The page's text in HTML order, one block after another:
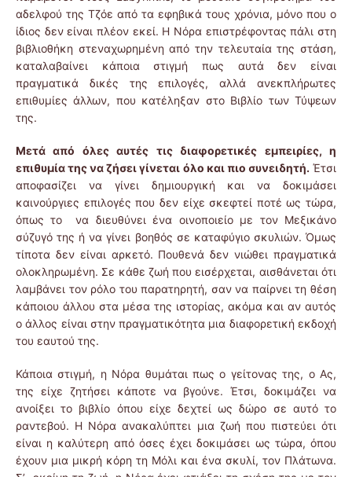
αδελφού της Τζόε από τα εφηβικά τους χρόνια, μόνο που ο
ίδιος δεν είναι πλέον εκεί. Η Νόρα επιστρέφοντας πάλι στη
βιβλιοθήκη στεναχωρημένη από την τελευταία της στάση,
καταλαβαίνει κάποια στιγμή πως αυτά δεν είναι
πραγματικά δικές της επιλογές, αλλά ανεκπλήρωτες
επιθυμίες άλλων, που κατέληξαν στο Βιβλίο των Τύψεων
της.
Μετά από όλες αυτές τις διαφορετικές εμπειρίες, η
επιθυμία της να ζήσει γίνεται όλο και πιο συνειδητή. Έτσι
αποφασίζει να γίνει δημιουργική και να δοκιμάσει
καινούργιες επιλογές που δεν είχε σκεφτεί ποτέ ως τώρα,
όπως το να διευθύνει ένα οινοποιείο με τον Μεξικάνο
σύζυγό της ή να γίνει βοηθός σε καταφύγιο σκυλιών. Όμως
τίποτα δεν είναι αρκετό. Πουθενά δεν νιώθει πραγματικά
ολοκληρωμένη. Σε κάθε ζωή που εισέρχεται, αισθάνεται ότι
λαμβάνει τον ρόλο του παρατηρητή, σαν να παίρνει τη θέση
κάποιου άλλου στα μέσα της ιστορίας, ακόμα και αν αυτός
ο άλλος είναι στην πραγματικότητα μια διαφορετική εκδοχή
του εαυτού της.
Κάποια στιγμή, η Νόρα θυμάται πως ο γείτονας της, ο Ας,
της είχε ζητήσει κάποτε να βγούνε. Έτσι, δοκιμάζει να
ανοίξει το βιβλίο όπου είχε δεχτεί ως δώρο σε αυτό το
ραντεβού. Η Νόρα ανακαλύπτει μια ζωή που πιστεύει ότι
είναι η καλύτερη από όσες έχει δοκιμάσει ως τώρα, όπου
έχουν μια μικρή κόρη τη Μόλι και ένα σκυλί, τον Πλάτωνα.